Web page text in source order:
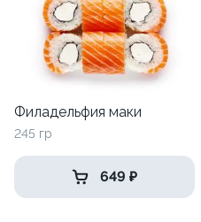
Филадельфия маки
245 гр
649 ₽